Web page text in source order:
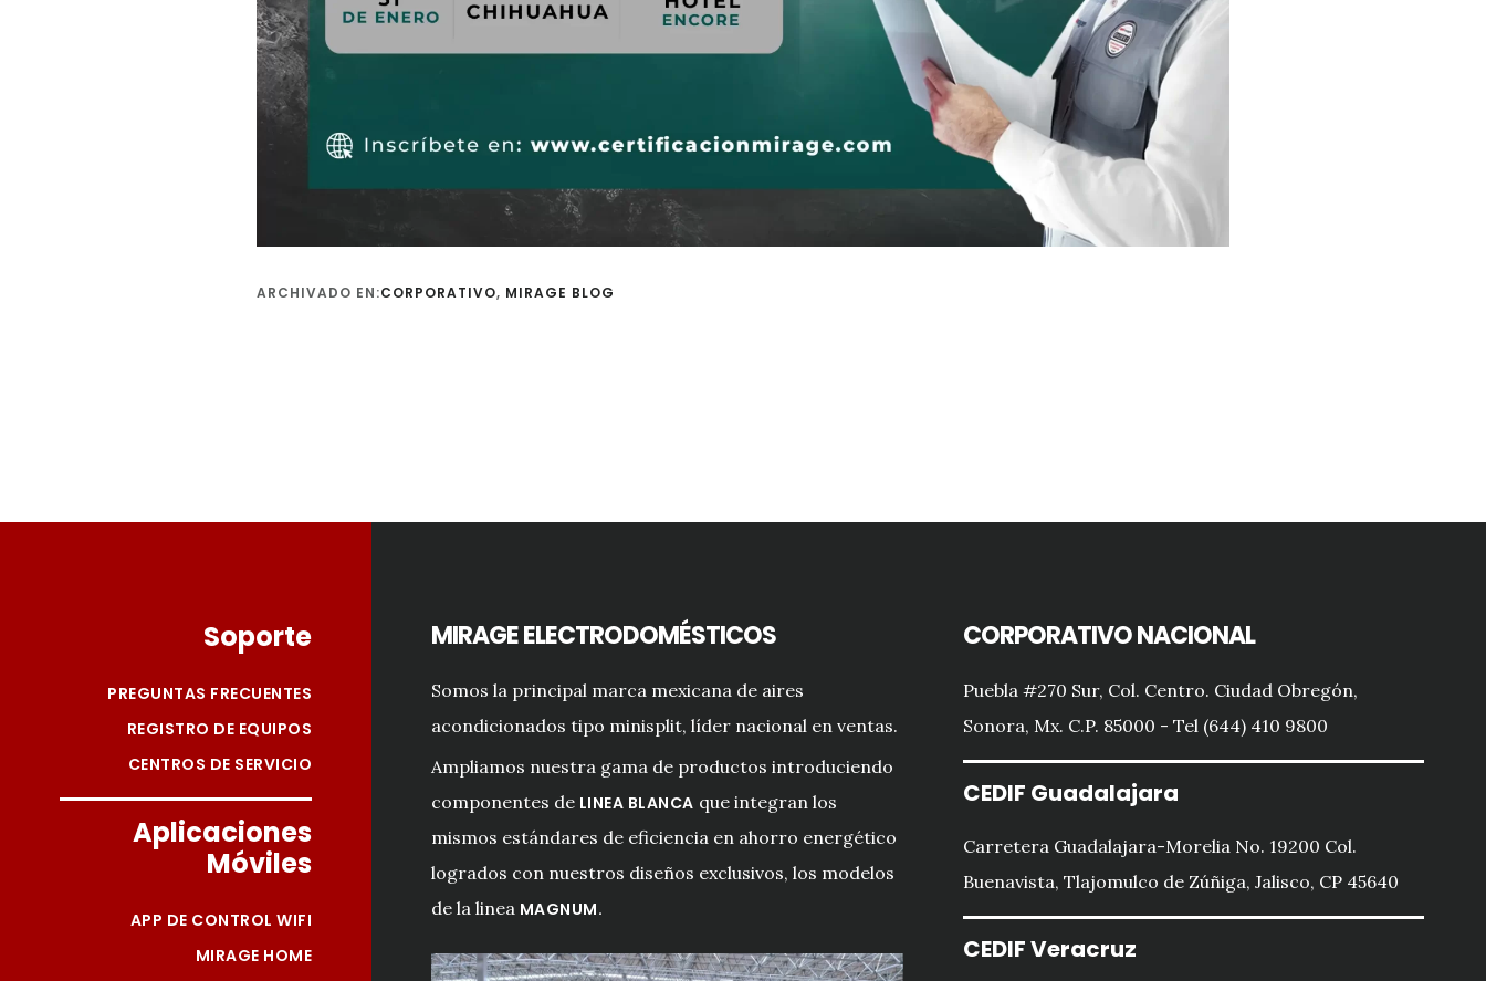
ARCHIVADO EN:CORPORATIVO, MIRAGE BLOG
Soporte
PREGUNTAS FRECUENTES
REGISTRO DE EQUIPOS
CENTROS DE SERVICIO
Aplicaciones
Móviles
APP DE CONTROL WIFI
MIRAGE HOME
MIRAGE ELECTRODOMÉSTICOS
Somos la principal marca mexicana de aires
acondicionados tipo minisplit, líder nacional en ventas.
Ampliamos nuestra gama de productos introduciendo
componentes de LINEA BLANCA que integran los
mismos estándares de eficiencia en ahorro energético
logrados con nuestros diseños exclusivos, los modelos
de la linea MAGNUM.
CORPORATIVO NACIONAL
Puebla #270 Sur, Col. Centro. Ciudad Obregón,
Sonora, Mx. C.P. 85000 - Tel (644) 410 9800
CEDIF Guadalajara
Carretera Guadalajara-Morelia No. 19200 Col.
Buenavista, Tlajomulco de Zúñiga, Jalisco, CP 45640
CEDIF Veracruz